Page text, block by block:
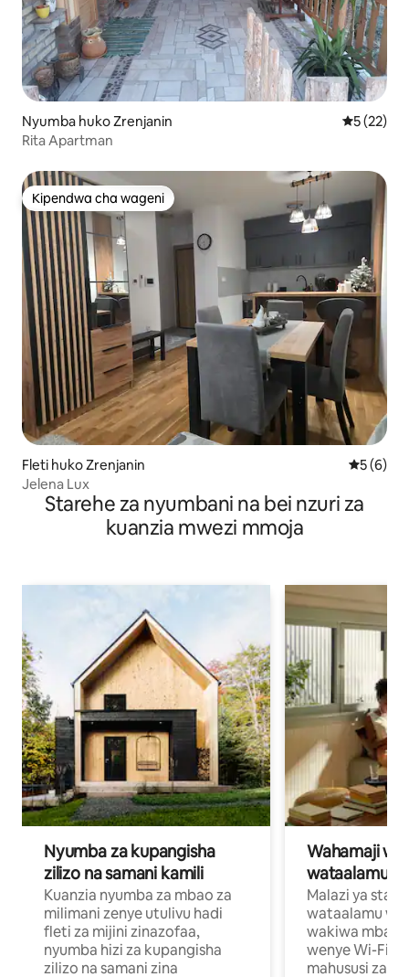
Nyumba huko Zrenjanin Ukadiriaji
5 (22)
Rita Apartman
Kipendwa cha wageni
Kipendwa cha wageni
Fleti huko Zrenjanin
5 (6)
Jelena Lux
Starehe za nyumbani na bei nzuri za
kuanzia mwezi mmoja
Nyumba za kupangisha
zilizo na samani kamili
Kuanzia nyumba za mbao za
milimani zenye utulivu hadi
fleti za mijini zinazofaa,
nyumba hizi za kupangisha
zilizo na samani zina
Wahamaji
wataalamu
Malazi ya
wataalamu
wakiwa mbali
wenye Wi-Fi
mahususi za